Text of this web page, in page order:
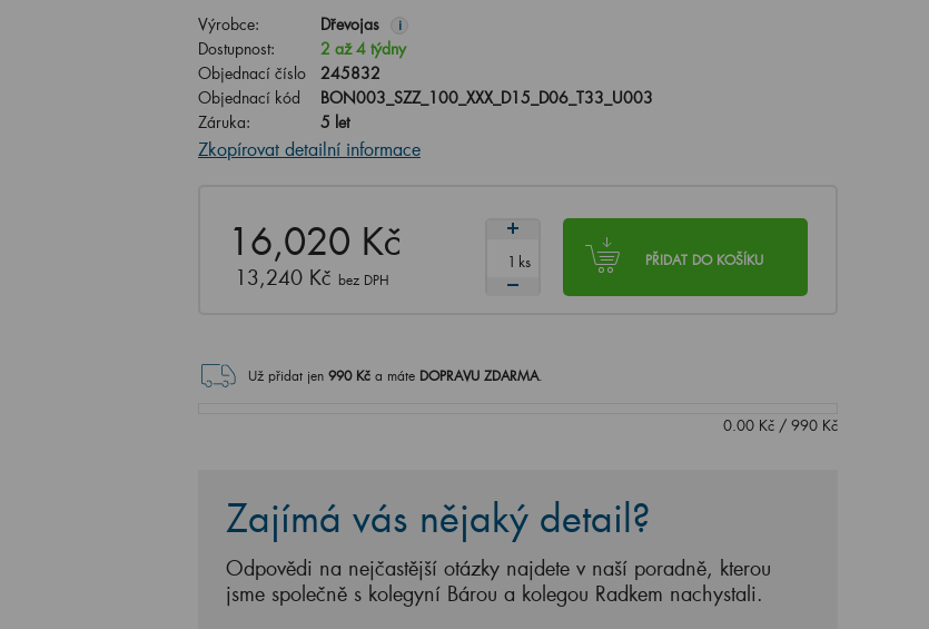
Výrobce: Dřevojas i
Dostupnost:
2 až 4 týdny
Objednací číslo
245832
Objednací kód
BON003_SZZ_100_XXX_D15_D06_T33_U003
Záruka:
5 let
Zkopírovat detailní informace
16,020 Kč
13,240 Kč bez DPH
PŘIDAT DO KOŠÍKU
ks
Už přidat jen 990Kč a máte DOPRAVU ZDARMA.
0.00Kč/ 990Kč
Zajímá vás nějaký detail?
Odpovědi na nejčastější otázky najdete v naší poradně, kterou
jsme společně s kolegyní Bárou a kolegou Radkem nachystali.